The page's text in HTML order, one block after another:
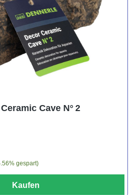
Cave N° 2
gespart)
Kaufen